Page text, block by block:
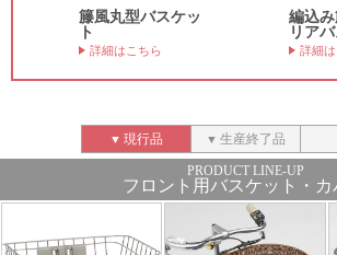
籐風丸型バスケッ
ト
詳細はこちら
編込
リア
詳細
現行品 生産終了品
フロント用バスケット・カ